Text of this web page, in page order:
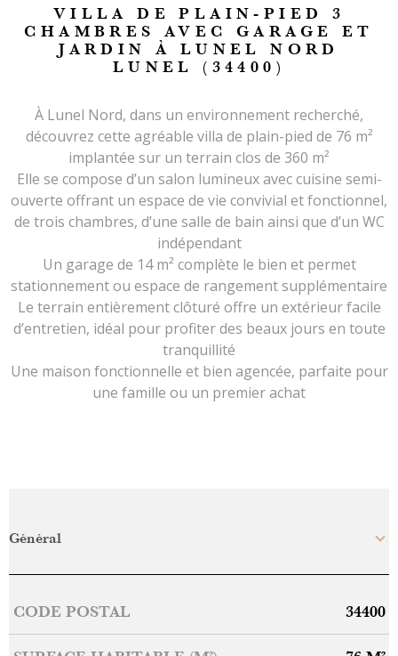
VILLA DE PLAIN-PIED 3
CHAMBRES AVEC GARAGE ET
JARDIN À LUNEL NORD
LUNEL (34400)
À Lunel Nord, dans un environnement recherché,
découvrez cette agréable villa de plain-pied de 76 m²
implantée sur un terrain clos de 360 m²
Elle se compose d’un salon lumineux avec cuisine semi-
ouverte offrant un espace de vie convivial et fonctionnel,
de trois chambres, d’une salle de bain ainsi que d’un WC
indépendant
Un garage de 14 m² complète le bien et permet
stationnement ou espace de rangement supplémentaire
Le terrain entièrement clôturé offre un extérieur facile
d’entretien, idéal pour profiter des beaux jours en toute
tranquillité
Une maison fonctionnelle et bien agencée, parfaite pour
une famille ou un premier achat
Général
Caractérisque Valeurs
CODE POSTAL 34400